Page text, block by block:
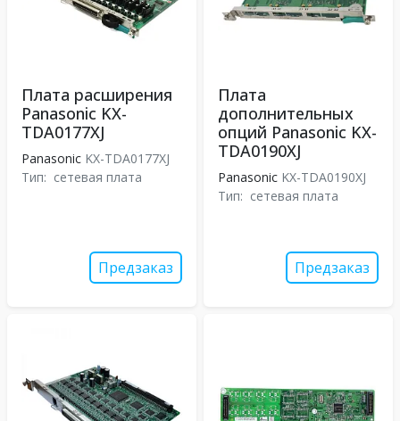
Плата расширения
Panasonic KX-
TDA0177XJ
Panasonic KX-TDA0177XJ
Тип: сетевая плата
Предзаказ
Плата
дополнительных
опций Panasonic KX-
TDA0190XJ
Panasonic KX-TDA0190XJ
Тип: сетевая плата
Предзаказ